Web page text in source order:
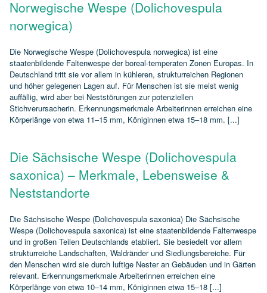
Norwegische Wespe (Dolichovespula
norwegica)
Die Norwegische Wespe (Dolichovespula norwegica) ist eine
staatenbildende Faltenwespe der boreal‑temperaten Zonen Europas. In
Deutschland tritt sie vor allem in kühleren, strukturreichen Regionen
und höher gelegenen Lagen auf. Für Menschen ist sie meist wenig
auffällig, wird aber bei Neststörungen zur potenziellen
Stichverursacherin. Erkennungsmerkmale Arbeiterinnen erreichen eine
Körperlänge von etwa 11–15 mm, Königinnen etwa 15–18 mm. [...]
Die Sächsische Wespe (Dolichovespula
saxonica) – Merkmale, Lebensweise &
Neststandorte
Die Sächsische Wespe (Dolichovespula saxonica) Die Sächsische
Wespe (Dolichovespula saxonica) ist eine staatenbildende Faltenwespe
und in großen Teilen Deutschlands etabliert. Sie besiedelt vor allem
strukturreiche Landschaften, Waldränder und Siedlungsbereiche. Für
den Menschen wird sie durch luftige Nester an Gebäuden und in Gärten
relevant. Erkennungsmerkmale Arbeiterinnen erreichen eine
Körperlänge von etwa 10–14 mm, Königinnen etwa 15–18 [...]